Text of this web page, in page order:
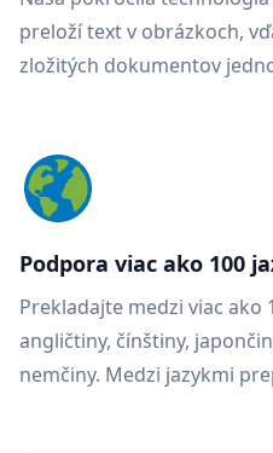
preloží text v obrázkoch,
zložitých dokumentov
Podpora viac ako 100
Prekladajte medzi viac ako
angličtiny, čínštiny,
nemčiny. Medzi jazykmi